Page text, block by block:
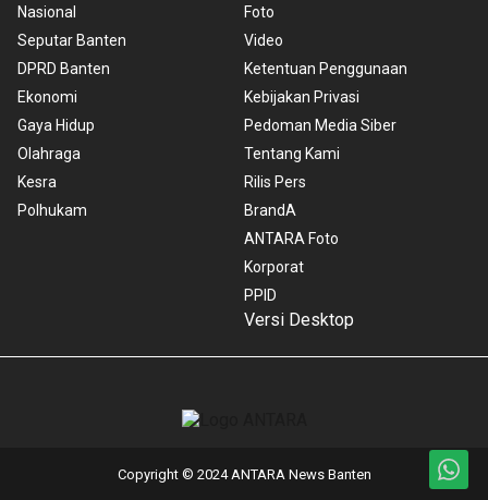
Nasional
Seputar Banten
DPRD Banten
Ekonomi
Gaya Hidup
Olahraga
Kesra
Polhukam
Foto
Video
Ketentuan Penggunaan
Kebijakan Privasi
Pedoman Media Siber
Tentang Kami
Rilis Pers
BrandA
ANTARA Foto
Korporat
PPID
Versi Desktop
Copyright © 2024 ANTARA News Banten